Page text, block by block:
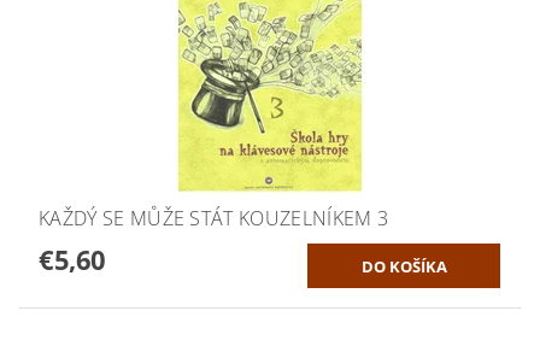
KAŽDÝ SE MŮŽE STÁT KOUZELNÍKEM 3
€5,60